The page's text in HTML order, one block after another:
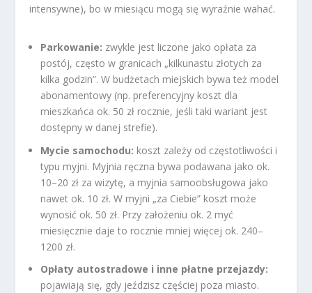
intensywne), bo w miesiącu mogą się wyraźnie wahać.
Parkowanie: zwykle jest liczone jako opłata za
postój, często w granicach „kilkunastu złotych za
kilka godzin”. W budżetach miejskich bywa też model
abonamentowy (np. preferencyjny koszt dla
mieszkańca ok. 50 zł rocznie, jeśli taki wariant jest
dostępny w danej strefie).
Mycie samochodu: koszt zależy od częstotliwości i
typu myjni. Myjnia ręczna bywa podawana jako ok.
10–20 zł za wizytę, a myjnia samoobsługowa jako
nawet ok. 10 zł. W myjni „za Ciebie” koszt może
wynosić ok. 50 zł. Przy założeniu ok. 2 myć
miesięcznie daje to rocznie mniej więcej ok. 240–
1200 zł.
Opłaty autostradowe i inne płatne przejazdy:
pojawiają się, gdy jeździsz częściej poza miasto.